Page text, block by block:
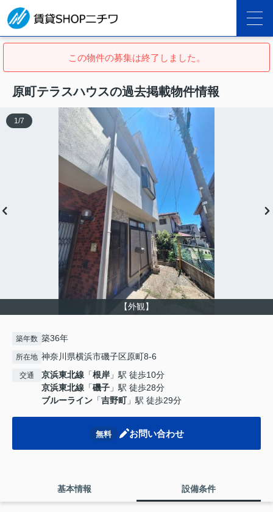
この物件の募集は終了しました。
原町テラスハウスの過去掲載物件情報
【外観】
1 /7
築年数 築36年
所在地 神奈川県横浜市磯子区原町8-6
交通 京浜東北線 「根岸 」駅 徒歩10分
京浜東北線 「磯子 」駅 徒歩28分
ブルーライン 「吉野町」駅 徒歩29分
無料 お問い合わせ
基本情報 設備条件